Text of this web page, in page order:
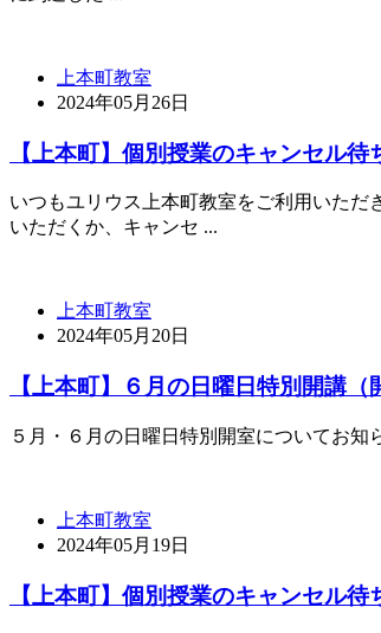
上本町教室
2024年05月26日
【上本町】個別授業のキャンセル
いつもユリウス上本町教室をご利用いた
いただくか、キャンセ ...
上本町教室
2024年05月20日
【上本町】６月の日曜日特別開講
５月・６月の日曜日特別開室についてお知
上本町教室
2024年05月19日
【上本町】個別授業のキャンセル待